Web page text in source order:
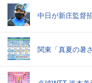
中日が新庄監督
関東「真夏の暑